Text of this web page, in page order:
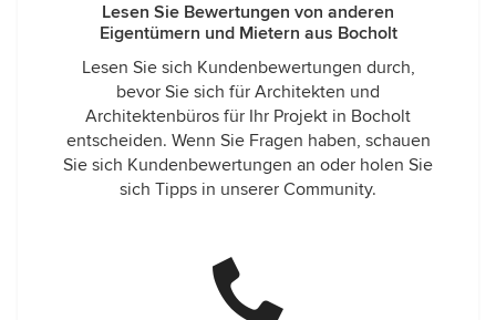
Lesen Sie Bewertungen von anderen
Eigentümern und Mietern aus Bocholt
Lesen Sie sich Kundenbewertungen durch,
bevor Sie sich für Architekten und
Architektenbüros für Ihr Projekt in Bocholt
entscheiden. Wenn Sie Fragen haben, schauen
Sie sich Kundenbewertungen an oder holen Sie
sich Tipps in unserer Community.